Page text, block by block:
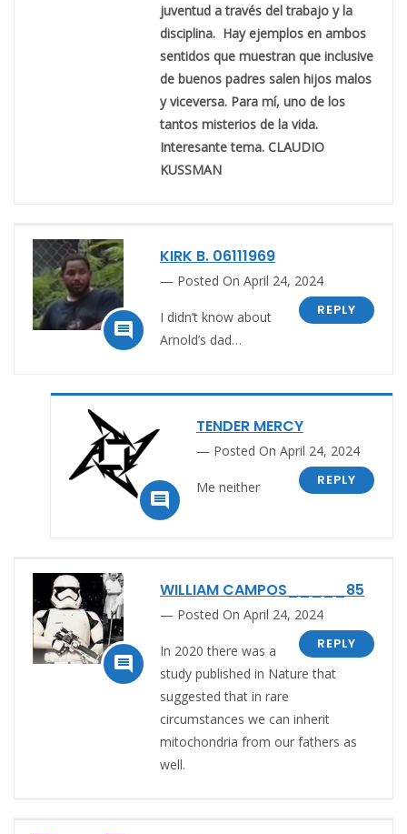
juventud a través del trabajo y la
disciplina. Hay ejemplos en ambos
sentidos que muestran que inclusive
de buenos padres salen hijos malos
y viceversa. Para mí, uno de los
tantos misterios de la vida.
Interesante tema. CLAUDIO
KUSSMAN

KIRK B. 06111969
Posted On April 24, 2024
REPLY
I didn’t know about
Arnold’s dad…

TENDER MERCY
Posted On April 24, 2024
REPLY
Me neither

WILLIAM CAMPOS_____85
Posted On April 24, 2024
REPLY
In 2020 there was a
study published in Nature that
suggested that in rare
circumstances we can inherit
mitochondria from our fathers as
well.